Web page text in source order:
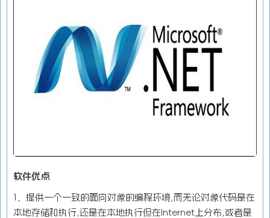
软件优点
1、提供一个一致的面向对象的编程环境,而无论对象代码是在
本地存储和执行,还是在本地执行但在Internet上分布,或者是